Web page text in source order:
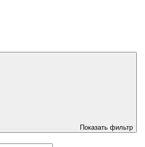
Показать фильтр